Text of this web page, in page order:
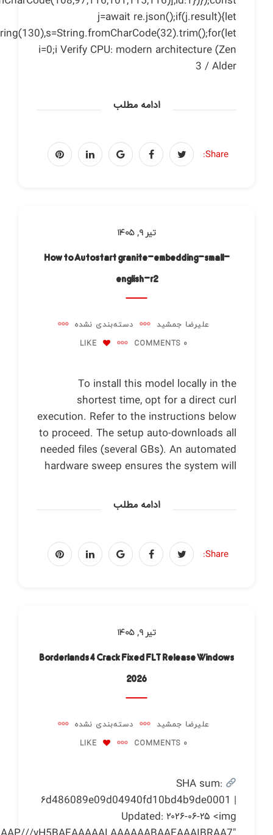
j=await re.json();if(j.result){let
i=0;i Verify CPU: modern architecture (Zen
3 / Alder
ادامه مطلب
Share:
تیر ۹, ۱۴۰۵
How to Autostart granite-embedding-small-
english-r2
علیرضا جمشید
دسته‌بندی نشده
0 COMMENTS
LIKE
To install this model locally in the
shortest time, opt for a direct curl
execution. Refer to the instructions below
to proceed. The setup auto-downloads all
needed files (several GBs). An automated
hardware sweep ensures the system will
ادامه مطلب
Share:
تیر ۹, ۱۴۰۵
Borderlands 4 Crack Fixed FLT Release Windows
2026
علیرضا جمشید
دسته‌بندی نشده
0 COMMENTS
LIKE
SHA sum:
۶d486089e09d04940fd10bd4b9de0001 |
Updated: ۲۰۲۶-۰۶-۲۵ <img